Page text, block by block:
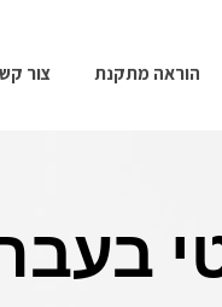
הוראה מתקנת צור